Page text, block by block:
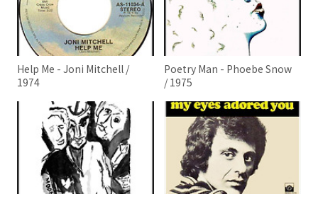
Help Me - Joni Mitchell /
1974
Poetry Man - Phoebe Snow
/ 1975